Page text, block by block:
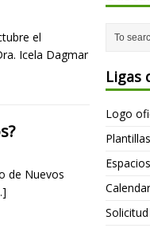
el
Icela Dagmar
de Nuevos
Ligas
Logo